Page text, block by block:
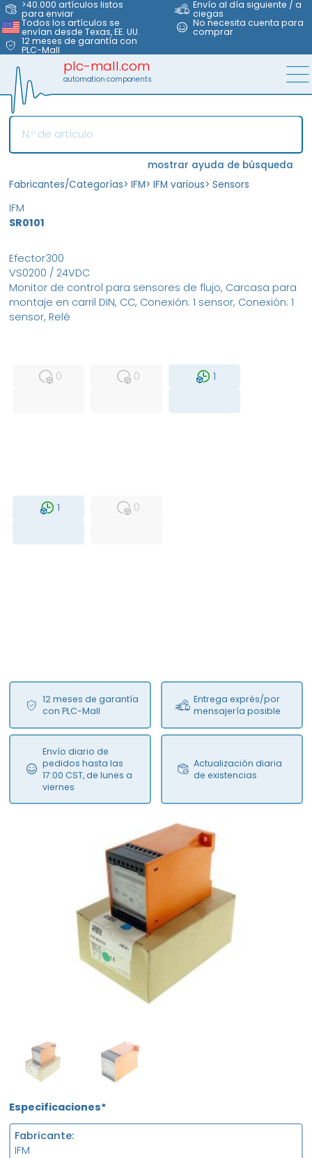
>40.000 artículos listos
para enviar
Envío al día siguiente / a
ciegas
Todos los artículos se
envían desde Texas, EE. UU.
No necesita cuenta para
comprar
12 meses de garantía con
PLC-Mall
plc-mall.com
automation components
mostrar ayuda de búsqueda
Fabricantes/Categorías> IFM> IFM various> Sensors
IFM
SR0101
0
0
1
1
0
12 meses de garantía
con PLC-Mall
Entrega exprés/por
mensajería posible
Envío diario de
pedidos hasta las
17:00 CST, de lunes a
viernes
Actualización diaria
de existencias
NEW USED
Efector300
VS0200 / 24VDC
Monitor de control para sensores de flujo, Carcasa para
montaje en carril DIN, CC, Conexión: 1 sensor, Conexión: 1
sensor, Relé
Especificaciones*
Fabricante
IFM